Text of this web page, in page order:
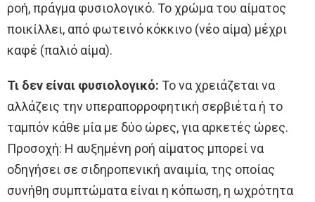
ροή, πράγμα φυσιολογικό. Το χρώμα του αίματος
ποικίλλει, από φωτεινό κόκκινο (νέο αίμα) μέχρι
καφέ (παλιό αίμα).
Τι δεν είναι φυσιολογικό: Το να χρειάζεται να
αλλάζεις την υπεραπορροφητική σερβιέτα ή το
ταμπόν κάθε μία με δύο ώρες, για αρκετές ώρες.
Προσοχή: Η αυξημένη ροή αίματος μπορεί να
οδηγήσει σε σιδηροπενική αναιμία, της οποίας
συνήθη συμπτώματα είναι η κόπωση, η ωχρότητα